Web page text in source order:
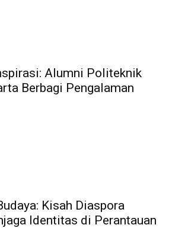
Alumni Politeknik
Berbagi Pengalaman
Kisah Diaspora
Identitas di Perantauan